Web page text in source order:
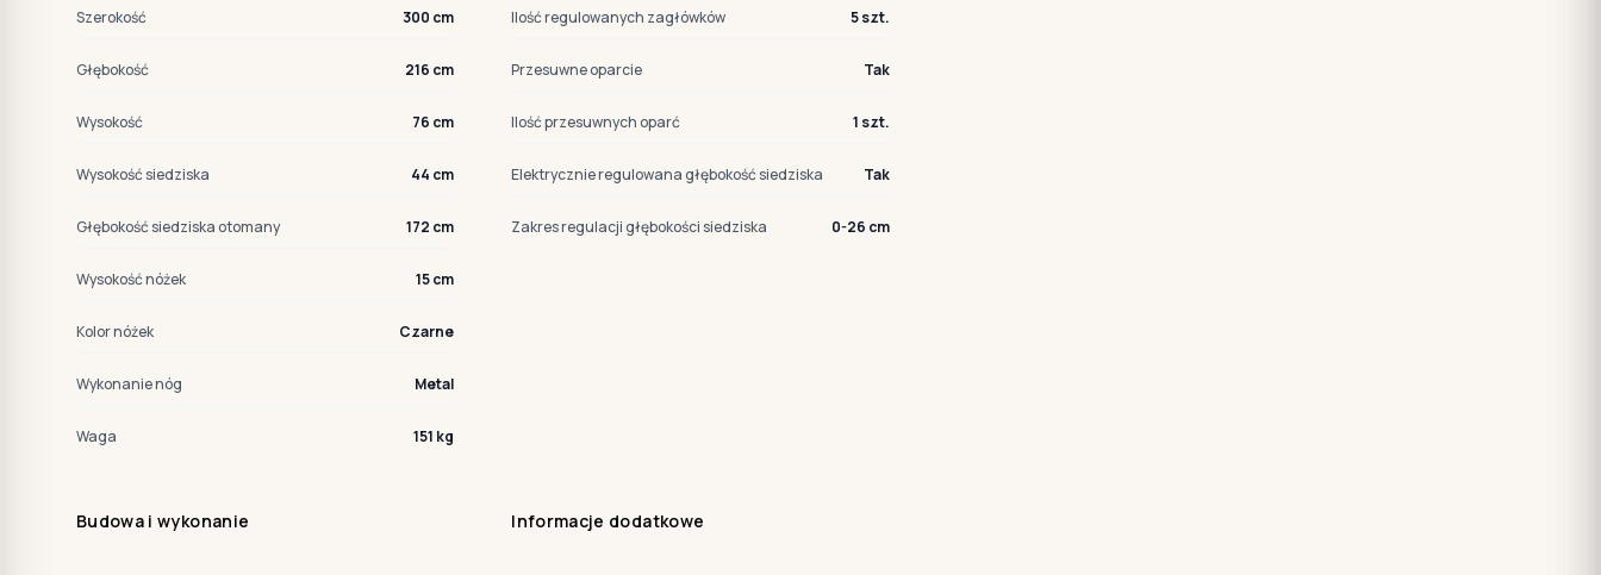
Szerokość 300 cm
Głębokość 216 cm
Wysokość 76 cm
Wysokość siedziska 44 cm
Głębokość siedziska otomany 172 cm
Wysokość nóżek 15 cm
Kolor nóżek Czarne
Wykonanie nóg Metal
Waga 151 kg
Ilość regulowanych zagłówków 5 szt.
Przesuwne oparcie Tak
Ilość przesuwnych oparć 1 szt.
Elektrycznie regulowana głębokość siedziska Tak
Zakres regulacji głębokości siedziska 0-26 cm
Budowa i wykonanie Informacje dodatkowe